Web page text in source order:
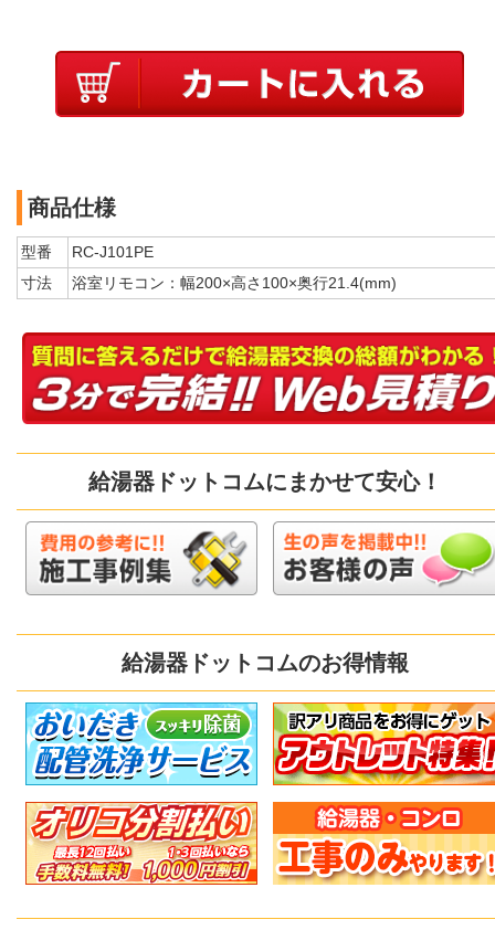
商品仕様
型番
RC-J101PE
寸法
浴室リモコン：幅200×高さ100×奥行21.4(mm)
給湯器ドットコムにまかせて安心！
給湯器ドットコムのお得情報